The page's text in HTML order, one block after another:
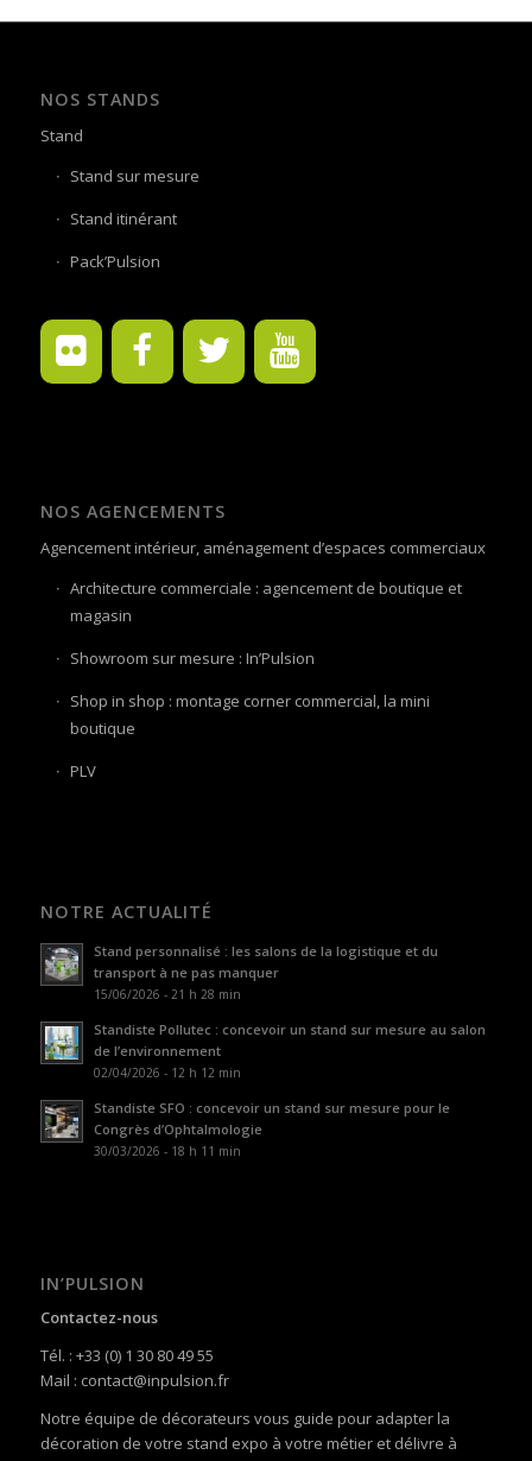
NOS STANDS
Stand
Stand sur mesure
Stand itinérant
Pack’Pulsion
NOS AGENCEMENTS
Agencement intérieur, aménagement d’espaces commerciaux
Architecture commerciale : agencement de boutique et
magasin
Showroom sur mesure : In’Pulsion
Shop in shop : montage corner commercial, la mini
boutique
PLV
NOTRE ACTUALITÉ
Stand personnalisé : les salons de la logistique et du
transport à ne pas manquer
15/06/2026 - 21 h 28 min
Standiste Pollutec : concevoir un stand sur mesure au salon
de l’environnement
02/04/2026 - 12 h 12 min
Standiste SFO : concevoir un stand sur mesure pour le
Congrès d’Ophtalmologie
30/03/2026 - 18 h 11 min
IN’PULSION
Contactez-nous
Tél. : +33 (0) 1 30 80 49 55
Mail : contact@inpulsion.fr
Notre équipe de décorateurs vous guide pour adapter la
décoration de votre stand expo à votre métier et délivre à